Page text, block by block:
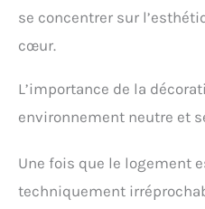
se concentrer sur
cœur.
L’importance de la
environnement neutre et
Une fois que le logement
techniquement